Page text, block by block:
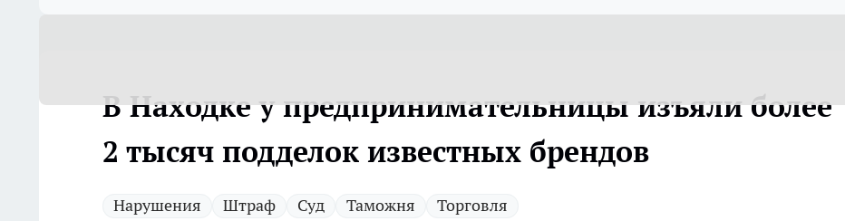
В Находке у предпринимательницы изъяли более
2 тысяч подделок известных брендов
Нарушения Штраф Суд Таможня Торговля